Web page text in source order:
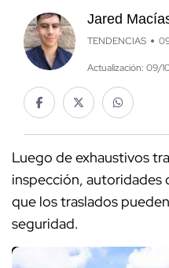
Jared
TENDENCIAS
Actualización: 09/
Luego de exhaustivos
inspección, autoridades
que los traslados
seguridad.